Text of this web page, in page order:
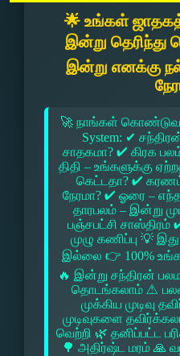
🌟 உங்கள்
இன்று
இன்று எனக்கு
🚀 நாங்கள்
System: ✔
சாதகமா? ✔ கிரக
திதி – உங்களுக்கு
கெட்டதா? ✔
நேரமா? ✔ ஓரை –
தாரபலம் – இன்று
பஞ்சபட்சி சாஸ்திரம்
முழு கணிப்பு 💡
இல்லை 👉 100%
🔥 இன்று சந்திரன்
தொடங்கலாம் ⚠
முக்கிய முடிவு
முடிவுகளை
வெற்றி 🌿 தனிப்பட்ட
🌳 அதிர்ஷ்ட மரம் 🙏